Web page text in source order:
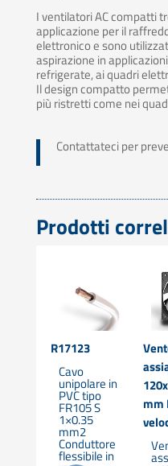
I ventilatori AC compatti
applicazione per il
elettronico e sono
aspirazione in
refrigerate, ai quadri
Il design compatto
più ristretti come nei
Contattateci per
Prodotti
R17123
Cavo
unipolare in
PVC tipo
FR105 S
1×0.35
mm2
Conduttore
flessibile in
mm